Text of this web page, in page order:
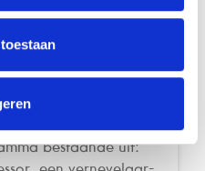
kit kind
bestaande uit: